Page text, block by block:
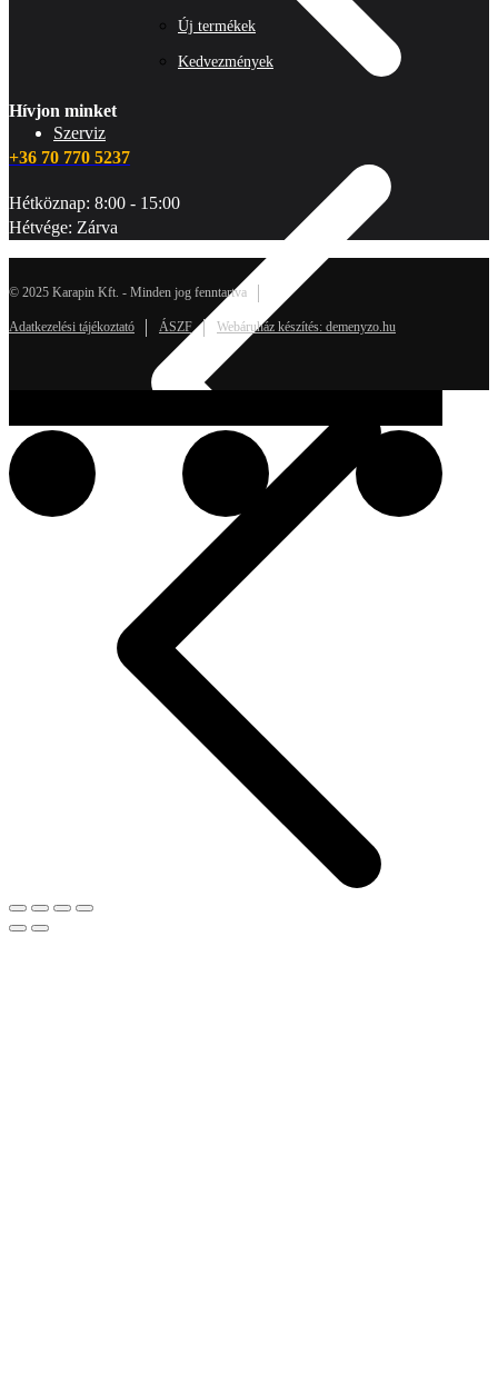
Szerviz
Új termékek
Kedvezmények
Hívjon minket
+36 70 770 5237
Hétköznap: 8:00 - 15:00
Hétvége: Zárva
© 2025 Karapin Kft. - Minden jog fenntartva
Adatkezelési tájékoztató ÁSZF Webáruház készítés: demenyzo.hu